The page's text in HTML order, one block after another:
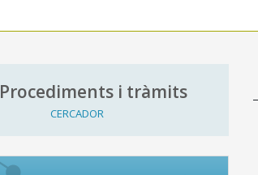
Procediments i tràmits
CERCADOR